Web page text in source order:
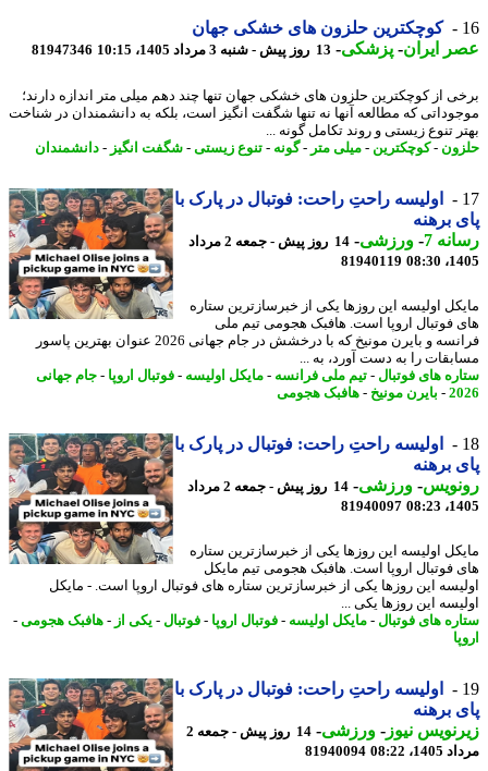
کوچکترین حلزون های خشکی جهان
ایران- پزشکی-13 روز پیش - شنبه 3 مرداد 1405، 10:15 81947346
از کوچکترین حلزون های خشکی جهان تنها چند دهم میلی متر اندازه دارند؛
که مطالعه آنها نه تنها شگفت انگیز است، بلکه به دانشمندان در شناخت
تنوع زیستی و روند تکامل گونه ...
-کوچکترین- میلی متر-گونه-تنوع زیستی-شگفت انگیز -دانشمندان
اولیسه راحتِ راحت: فوتبال در پارک با
برهنه
7
-ورزشی-
14 روز پیش - جمعه 2 مرداد
81940119
اولیسه این روزها یکی از خبرسازترین ستاره
فوتبال اروپا است. هافبک هجومی تیم ملی
فرانسه و بایرن مونیخ که با درخشش در جام جهانی 2026 عنوان بهترین پاسور
را به دست آورد، به ...
های فوتبال-تیم ملی فرانسه -مایکل اولیسه-فوتبال اروپا - جام جهانی
-بایرن مونیخ-هافبک هجومی
اولیسه راحتِ راحت: فوتبال در پارک با
برهنه
-ورزشی-
14 روز پیش - جمعه 2 مرداد
81940097
اولیسه این روزها یکی از خبرسازترین ستاره
فوتبال اروپا است. هافبک هجومی تیم مایکل
این روزها یکی از خبرسازترین ستاره های فوتبال اروپا است. - مایکل
این روزها یکی ...
های فوتبال-مایکل اولیسه-فوتبال اروپا - فوتبال-یکی از-هافبک هجومی-
اولیسه راحتِ راحت: فوتبال در پارک با
برهنه
نیوز-ورزشی-
14 روز پیش - جمعه 2
08:22
81940094